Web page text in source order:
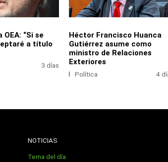
“Si se
a título
3 días
Héctor Francisco Huanca
Gutiérrez asume como
ministro de Relaciones
Exteriores
Política 4
NOTICIAS
Tema del día